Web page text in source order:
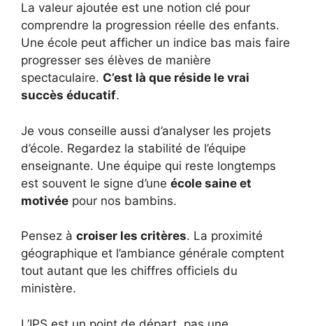
La valeur ajoutée est une notion clé pour
comprendre la progression réelle des enfants.
Une école peut afficher un indice bas mais faire
progresser ses élèves de manière
spectaculaire. C’est là que réside le vrai
succès éducatif.
Je vous conseille aussi d’analyser les projets
d’école. Regardez la stabilité de l’équipe
enseignante. Une équipe qui reste longtemps
est souvent le signe d’une école saine et
motivée pour nos bambins.
Pensez à croiser les critères. La proximité
géographique et l’ambiance générale comptent
tout autant que les chiffres officiels du
ministère.